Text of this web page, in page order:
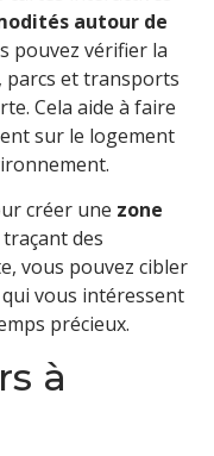
autour de
pouvez vérifier la
parcs et transports
Cela aide à faire
sur le logement
créer une zone
traçant des
vous pouvez cibler
vous intéressent
précieux.
à